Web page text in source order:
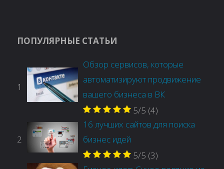
ПОПУЛЯРНЫЕ СТАТЬИ
1
Обзор сервисов, которые
автоматизируют продвижение
вашего бизнеса в ВК
5/5 (4)
2
16 лучших сайтов для поиска
бизнес идей
5/5 (3)